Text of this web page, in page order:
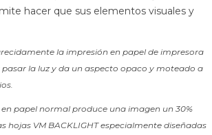
hacer que sus elementos visuales y
la impresión en papel de impresora
la luz y da un aspecto opaco y moteado a
papel normal produce una imagen un 30%
hojas VM BACKLIGHT especialmente diseñadas